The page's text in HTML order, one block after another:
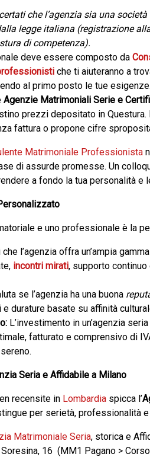
che l’agenzia sia una
legge italiana (registrazione
di competenza).
deve essere composto da
che ti aiuteranno a
al primo posto le tue esigenze.
Agenzie Matrimoniali Serie e
prezzi depositato in
fattura o propone cifre
Matrimoniale Professionista
di assurde promesse. Un
a fondo la tua personalità e
e uno professionale è la
l’agenzia offra un’ampia
incontri mirati, supporto
se l’agenzia ha una buona
durature basate su affinità
L’investimento in un’agenzia
fatturato e comprensivo di
Seria e Affidabile a Milano
recensite in Lombardia spicca l’
per serietà, professionalità
Matrimoniale Seria, storica e
Soresina, 16 (MM1 Pagano >